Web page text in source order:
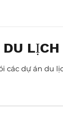
LỊCH
các dự án du